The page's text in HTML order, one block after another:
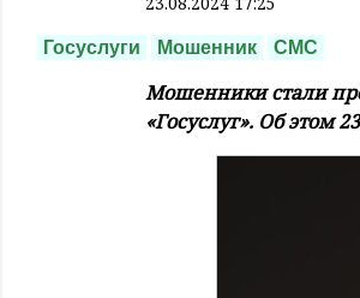
Госуслуги Мошенник СМС
Мошенники стали
«Госуслуг». Об этом